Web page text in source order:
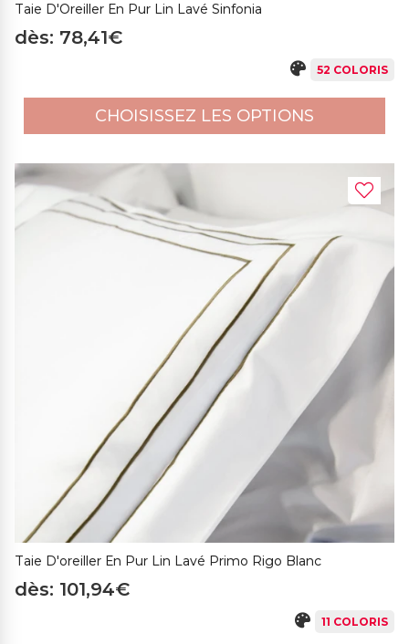
Taie D'Oreiller En Pur Lin Lavé Sinfonia
dès: 78,41€
52 COLORIS
CHOISISSEZ LES OPTIONS
Taie D'oreiller En Pur Lin Lavé Primo Rigo Blanc
dès: 101,94€
11 COLORIS